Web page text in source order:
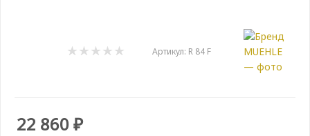
Артикул: R 84 F
22 860₽